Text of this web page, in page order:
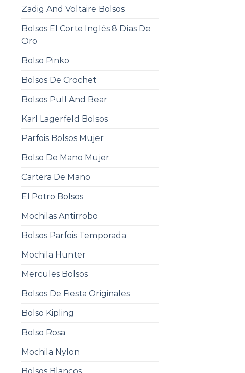
Zadig And Voltaire Bolsos
Bolsos El Corte Inglés 8 Días De
Oro
Bolso Pinko
Bolsos De Crochet
Bolsos Pull And Bear
Karl Lagerfeld Bolsos
Parfois Bolsos Mujer
Bolso De Mano Mujer
Cartera De Mano
El Potro Bolsos
Mochilas Antirrobo
Bolsos Parfois Temporada
Mochila Hunter
Mercules Bolsos
Bolsos De Fiesta Originales
Bolso Kipling
Bolso Rosa
Mochila Nylon